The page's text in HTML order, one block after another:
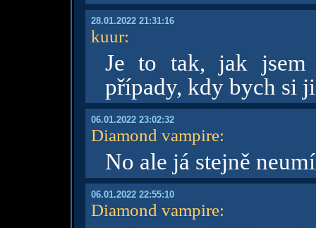
28.01.2022 21:31:16
kuur:
Je to tak, jak
případy, kdy bych si
06.01.2022 23:02:32
Diamond vampire:
No ale já stejně
06.01.2022 22:55:10
Diamond vampire: